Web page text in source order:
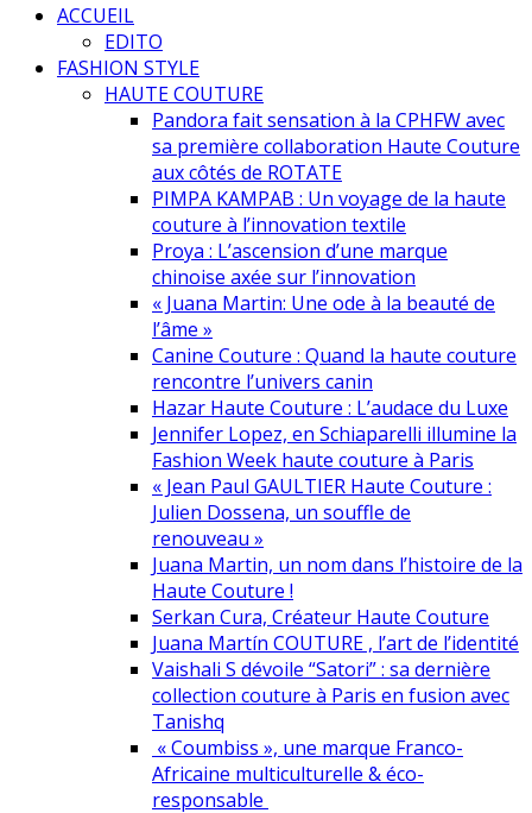
ACCUEIL
EDITO
FASHION STYLE
HAUTE COUTURE
Pandora fait sensation à la CPHFW avec
sa première collaboration Haute Couture
aux côtés de ROTATE
PIMPA KAMPAB : Un voyage de la haute
couture à l’innovation textile
Proya : L’ascension d’une marque
chinoise axée sur l’innovation
« Juana Martin: Une ode à la beauté de
l’âme »
Canine Couture : Quand la haute couture
rencontre l’univers canin
Hazar Haute Couture : L’audace du Luxe
Jennifer Lopez, en Schiaparelli illumine la
Fashion Week haute couture à Paris
« Jean Paul GAULTIER Haute Couture :
Julien Dossena, un souffle de
renouveau »
Juana Martin, un nom dans l’histoire de la
Haute Couture !
Serkan Cura, Créateur Haute Couture
Juana Martín COUTURE , l’art de l’identité
Vaishali S dévoile “Satori” : sa dernière
collection couture à Paris en fusion avec
Tanishq
« Coumbiss », une marque Franco-
Africaine multiculturelle & éco-
responsable